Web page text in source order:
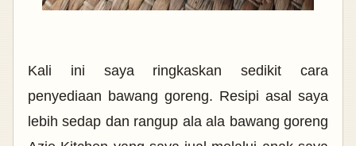
Kali ini saya ringkaskan sedikit cara
penyediaan bawang goreng. Resipi asal saya
lebih sedap dan rangup ala ala bawang goreng